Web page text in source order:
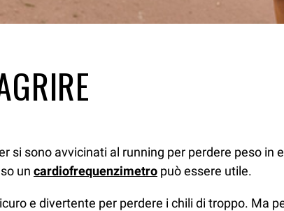
si sono avvicinati al running per perdere peso in
un cardiofrequenzimetro può essere utile.
e divertente per perdere i chili di troppo. Ma